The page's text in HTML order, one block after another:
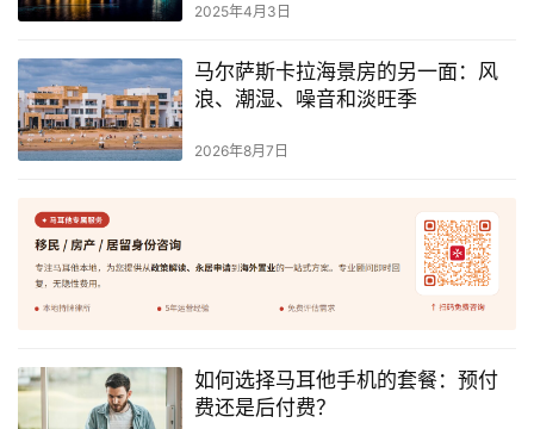
2025年4月3日
马尔萨斯卡拉海景房的另一面：风
浪、潮湿、噪音和淡旺季
2026年8月7日
如何选择马耳他手机的套餐：预付
费还是后付费？